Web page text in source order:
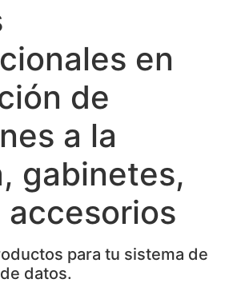
en
de
a la
gabinetes,
accesorios
para tu sistema de
datos.